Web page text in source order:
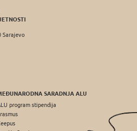
Sarajevo
SARADNJA ALU
program stipendija